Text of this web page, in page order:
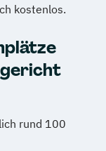
kostenlos.
rund 100